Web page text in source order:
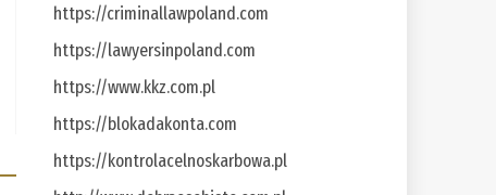
https://criminallawpoland.com
https://lawyersinpoland.com
https://www.kkz.com.pl
https://blokadakonta.com
https://kontrolacelnoskarbowa.pl